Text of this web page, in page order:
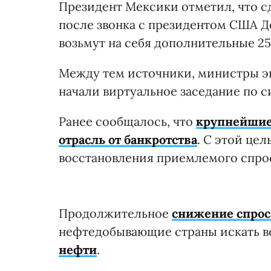
Президент Мексики отметил, что
после звонка с президентом США
возьмут на себя дополнительные
Между тем источники, министры
начали виртуальное заседание по
Ранее сообщалось, что
отрасль от банкротства. С этой
восстановления приемлемого
Продолжительное снижение
нефтедобывающие страны искать
нефти.